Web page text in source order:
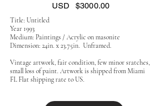
USD $3000.00
Title: Untitled
Year 1993
Medium: Paintings / Acrylic on masonite
Dimension: 24in. x 23.75in. Unframed.
Vintage artwork, fair condition, few minor sratches,
small loss of paint. Artwork is shipped from Miami
FL Flat shipping rate to US.